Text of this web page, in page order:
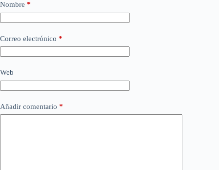
Nombre *
Correo electrónico *
Web
Añadir comentario *